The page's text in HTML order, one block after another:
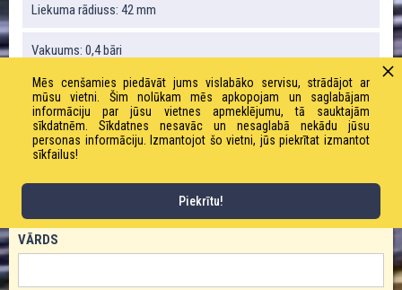
Liekuma rādiuss: 42 mm
Vakuums: 0,4 bāri
Svars: 640 g / m
Darba spiediens: 2,1 bāri
VĀRDS
Mēs cenšamies piedāvāt jums vislabāko servisu, strādājot ar
mūsu vietni. Šim nolūkam mēs apkopojam un saglabājam
informāciju par jūsu vietnes apmeklējumu, tā sauktajām
sīkdatnēm. Sīkdatnes nesavāc un nesaglabā nekādu jūsu
personas informāciju. Izmantojot šo vietni, jūs piekrītat izmantot
sīkfailus!
Piekrītu!